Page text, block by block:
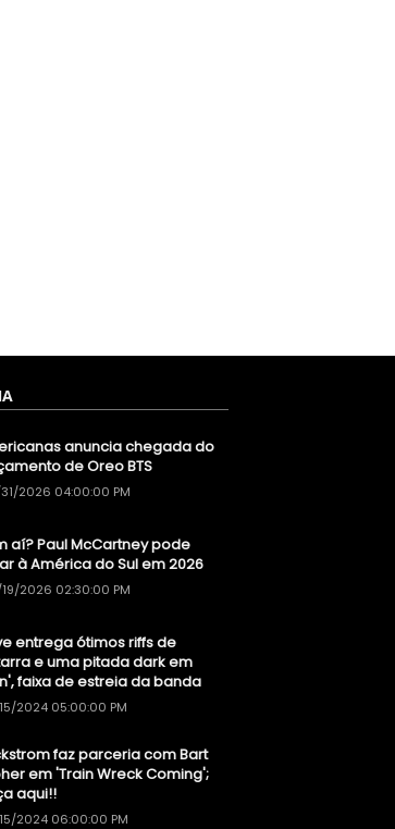
anuncia chegada do
de Oreo BTS
2026 04:00:00 PM
aí? Paul McCartney pode
à América do Sul em 2026
2026 02:30:00 PM
entrega ótimos riffs de
e uma pitada dark em
faixa de estreia da banda
2024 05:00:00 PM
faz parceria com Bart
em 'Train Wreck Coming';
aqui!!
2024 06:00:00 PM